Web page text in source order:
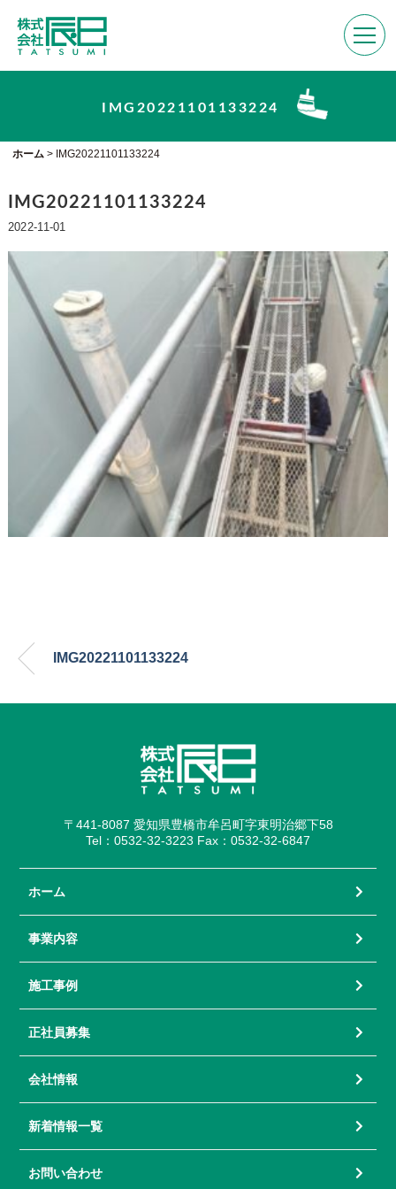
IMG20221101133224
ホーム> IMG20221101133224
IMG20221101133224
2022-11-01
IMG20221101133224
〒441-8087 愛知県豊橋市牟呂町字東明治郷下58
Tel：0532-32-3223 Fax：0532-32-6847
ホーム
事業内容
施工事例
正社員募集
会社情報
新着情報一覧
お問い合わせ